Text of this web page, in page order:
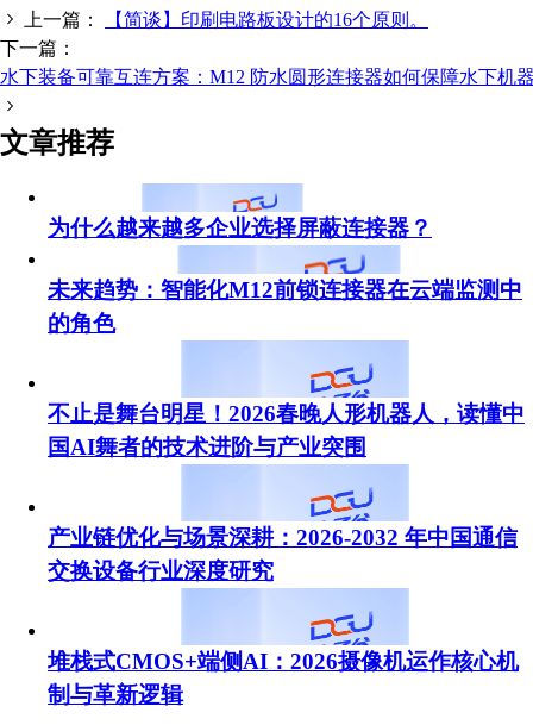
上一篇：
【简谈】印刷电路板设计的16个原则。
下一篇：
水下装备可靠互连方案：M12 防水圆形连接器如何保障水下机
文章推荐
为什么越来越多企业选择屏蔽连接器？
未来趋势：智能化M12前锁连接器在云端监测中
的角色
不止是舞台明星！2026春晚人形机器人，读懂中
国AI舞者的技术进阶与产业突围
产业链优化与场景深耕：2026-2032 年中国通信
交换设备行业深度研究
堆栈式CMOS+端侧AI：2026摄像机运作核心机
制与革新逻辑